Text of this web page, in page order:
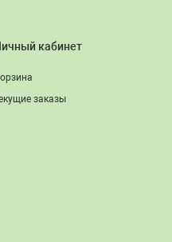
кабинет
заказы